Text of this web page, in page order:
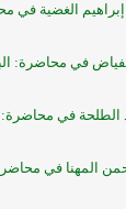
إبراهيم الغضية في
في محاضرة:
الطلحة في
المهنا في